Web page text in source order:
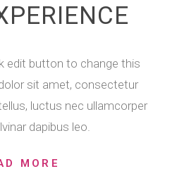
edit button to change this
sit amet, consectetur
luctus nec ullamcorper
dapibus leo.
MORE